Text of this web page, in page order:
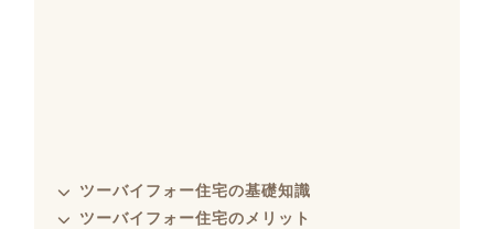
ツーバイフォー住宅の基礎知識
ツーバイフォー住宅のメリット